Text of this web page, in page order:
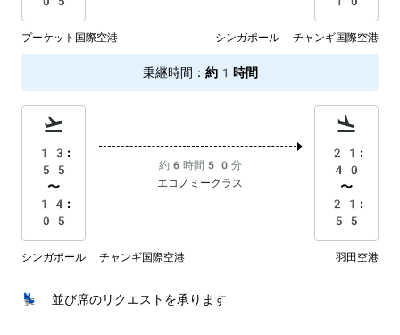
プーケット国際空港 シンガポール チャンギ国際空港
乗継時間 ： 約1時間
13:
55
〜
14:
05
約6時間50分
エコノミークラス
21:
40
〜
21:
55
シンガポール チャンギ国際空港 羽田空港
💺 並び席のリクエストを承ります